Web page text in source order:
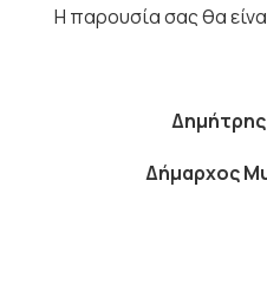
Η παρουσία σας θα
Δημήτρης
Δήμαρχος